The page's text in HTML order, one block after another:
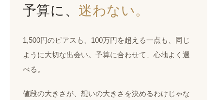
予算に、 迷わない。
1,500円のピアスも、100万円を超える一点も、同じ
ように大切な出会い。予算に合わせて、心地よく選
べる。
値段の大きさが、想いの大きさを決めるわけじゃな